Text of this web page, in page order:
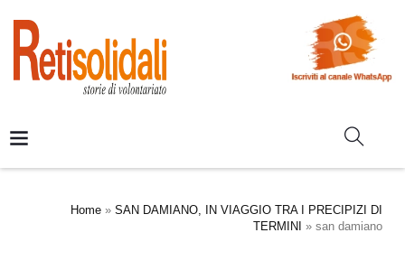
Home » SAN DAMIANO, IN VIAGGIO TRA I PRECIPIZI DI
TERMINI » san damiano